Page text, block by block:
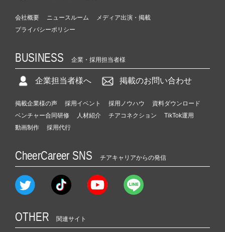
会社概要 ニュースルーム
メディア出演・掲載
プライバシーポリシー
BUSINESS 企業・採用担当者様
企業担当者様へ 掲載のお問い合わせ
掲載企業様の声 採用イベント 採用ノウハウ
資料ダウンロード
ベンチャー合同研修
人材紹介 チアコネクション
TikTok運用
動画制作
採用代行
CheerCareer SNS チアキャリアからの発信
OTHER 関連サイト